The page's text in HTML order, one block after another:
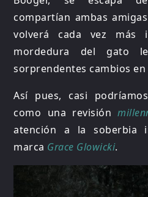
compartían ambas
volverá cada vez más
mordedura del gato
sorprendentes cambios
Así pues, casi
como una revisión
atención a la soberbia
marca Grace Glowicki.